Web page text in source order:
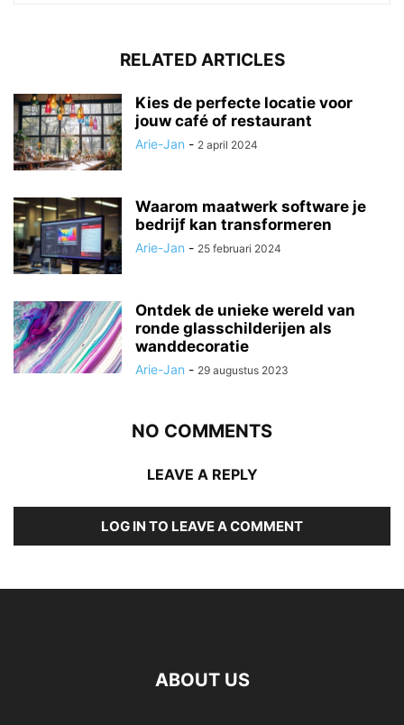
RELATED ARTICLES
Kies de perfecte locatie voor
jouw café of restaurant
Arie-Jan - 2 april 2024
Waarom maatwerk software je
bedrijf kan transformeren
Arie-Jan - 25 februari 2024
Ontdek de unieke wereld van
ronde glasschilderijen als
wanddecoratie
Arie-Jan - 29 augustus 2023
NO COMMENTS
LEAVE A REPLY
LOG IN TO LEAVE A COMMENT
ABOUT US